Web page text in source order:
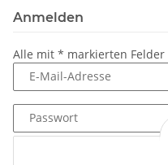
Anmelden
Alle mit * markierten
E-Mail-Adresse
Passwort